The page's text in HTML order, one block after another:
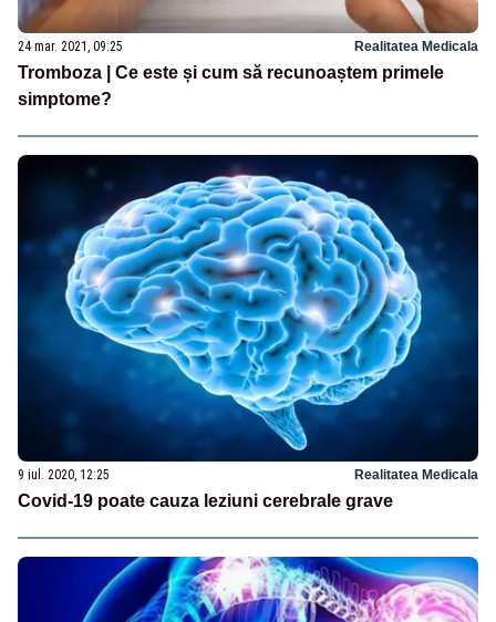
24 mar. 2021, 09:25 Realitatea Medicala
Tromboza | Ce este și cum să recunoaștem primele
simptome?
9 iul. 2020, 12:25 Realitatea Medicala
Covid-19 poate cauza leziuni cerebrale grave